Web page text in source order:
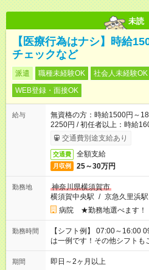
未読
【医療行為はナシ】時給
チェックなど
派遣 職種未経験OK 社会人未経験OK
WEB登録・面接OK
給与
無資格の方：時給1500円～
2250円 / 初任者以上：時給
交通費別途支給あり
交通費 全額支給
月収例 25～30万円
勤務地
神奈川県横須賀市
横須賀中央駅 / 京急久里浜駅
病院 ★勤務地選べます！
勤務時間
【シフト例】 07:00～16:00
は一例です！その他シフトも
期間 即日～2ヶ月以上